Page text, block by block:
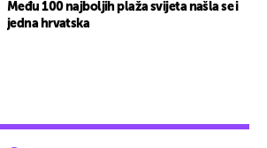
Među 100 najboljih plaža svijeta našla se i
jedna hrvatska